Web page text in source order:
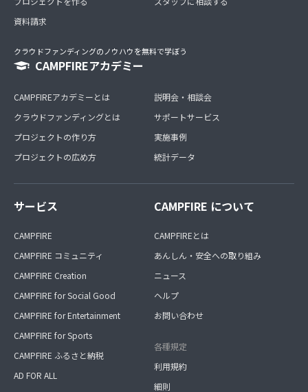
資料請求
クラウドファンディングのノウハウを無料で学ぼう
CAMPFIREアカデミー
CAMPFIREアカデミーとは
クラウドファンディングとは
プロジェクトの作り方
プロジェクトの広め方
説明会・相談会
サポートサービス
実施事例
統計データ
サービス
CAMPFIRE
CAMPFIRE コミュニティ
CAMPFIRE Creation
CAMPFIRE for Social Good
CAMPFIRE for Entertainment
CAMPFIRE for Sports
CAMPFIRE ふるさと納税
AD FOR ALL
CAMPFIRE について
CAMPFIREとは
あんしん・安全への取り組み
ニュース
ヘルプ
お問い合わせ
各種規定
利用規約
細則